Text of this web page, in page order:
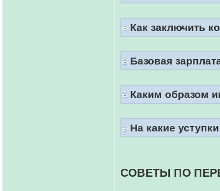
Как заключить
Базовая
Каким образом
На какие
СОВЕТЫ ПО